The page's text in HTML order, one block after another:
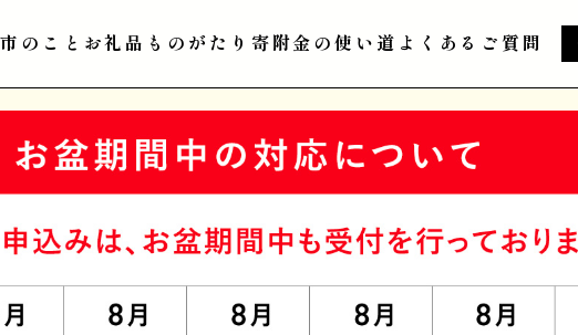
のこと お礼品ものがたり 寄附金の使い道 よくあるご質問